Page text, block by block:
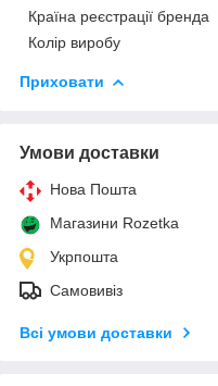
Країна реєстрації бренда
Колір виробу
Приховати
Умови доставки
Нова Пошта
Магазини Rozetka
Укрпошта
Самовивіз
Всі умови доставки